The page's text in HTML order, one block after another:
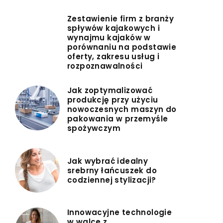
Zestawienie firm z branży
spływów kajakowych i
wynajmu kajaków w
porównaniu na podstawie
oferty, zakresu usług i
rozpoznawalności
Jak zoptymalizować
produkcję przy użyciu
nowoczesnych maszyn do
pakowania w przemyśle
spożywczym
Jak wybrać idealny
srebrny łańcuszek do
codziennej stylizacji?
Innowacyjne technologie